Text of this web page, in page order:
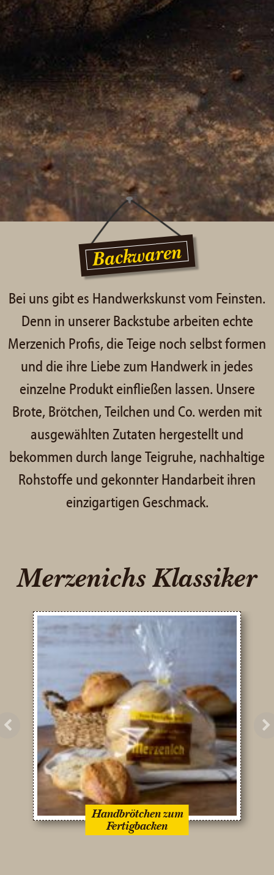
Backwaren
Bei uns gibt es Handwerkskunst vom Feinsten.
Denn in unserer Backstube arbeiten echte
Merzenich Profis, die Teige noch selbst formen
und die ihre Liebe zum Handwerk in jedes
einzelne Produkt einfließen lassen. Unsere
Brote, Brötchen, Teilchen und Co. werden mit
ausgewählten Zutaten hergestellt und
bekommen durch lange Teigruhe, nachhaltige
Rohstoffe und gekonnter Handarbeit ihren
einzigartigen Geschmack.
Merzenichs Klassiker
Handbrötchen zum
Fertigbacken
Previous